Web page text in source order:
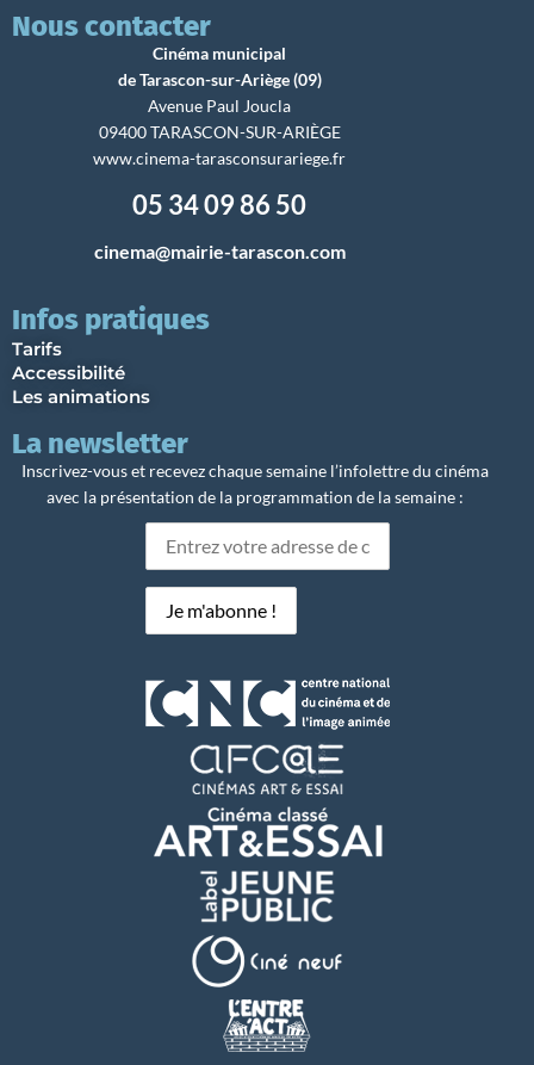
Nous contacter
Cinéma municipal
de Tarascon-sur-Ariège (09)
Avenue Paul Joucla
09400 TARASCON-SUR-ARIÈGE
www.cinema-tarasconsurariege.fr
05 34 09 86 50
cinema@mairie-tarascon.com
Infos pratiques
Tarifs
Accessibilité
Les animations
La newsletter
Inscrivez-vous et recevez chaque semaine l’infolettre du cinéma
avec la présentation de la programmation de la semaine :